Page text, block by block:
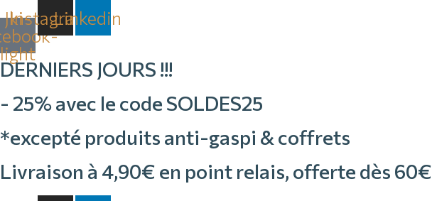
Aller
au
contenu
Jki-
light
Instagram
Linkedin
DERNIERS JOURS !!!
- 25% avec le code SOLDES25
*excepté produits anti-gaspi & coffrets
Livraison à 4,90€ en point relais, offerte dès 60€